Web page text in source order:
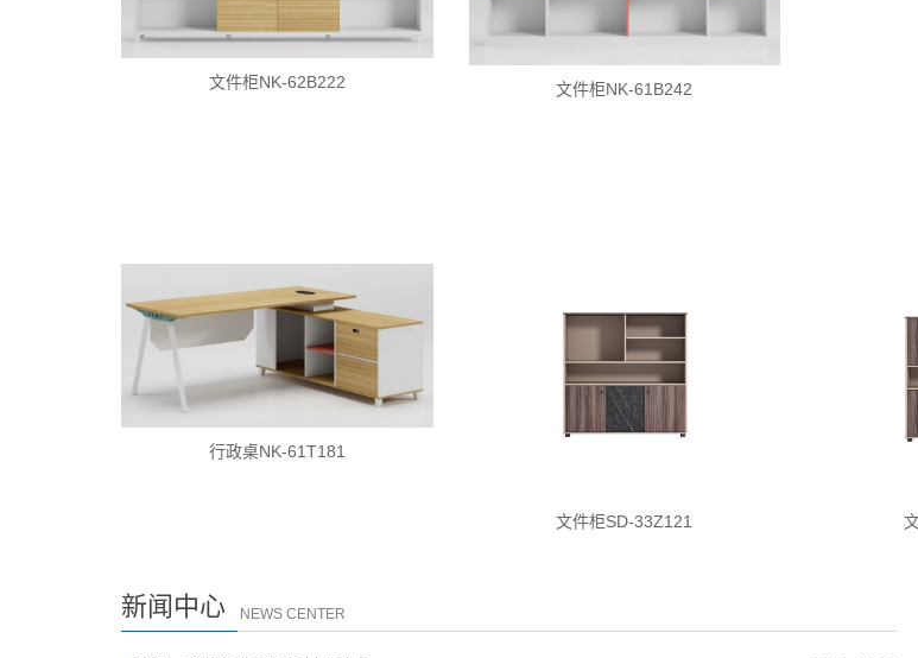
文件柜NK-62B222 文件柜NK-61B242
行政桌NK-61T181
文件柜SD-33Z121
新闻中心 NEWS CENTER